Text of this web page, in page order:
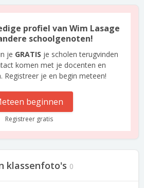
profiel van Wim Lasage
schoolgenoten!
je GRATIS je scholen terugvinden
komen met je docenten en
Registreer je en begin meteen!
beginnen
Registreer gratis
klassenfoto's 0